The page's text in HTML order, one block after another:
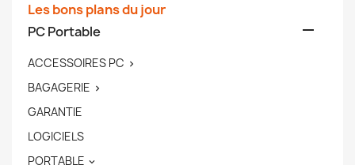
Les bons plans du jour
PC Portable

ACCESSOIRES PC 
BAGAGERIE 
GARANTIE
LOGICIELS
PORTABLE 